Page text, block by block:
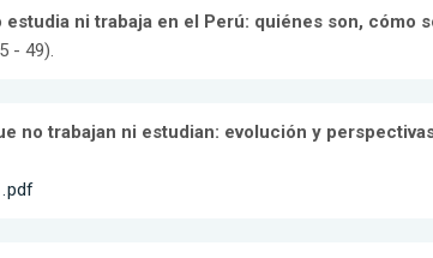
ni trabaja en el Perú: quiénes son, cómo
- 49).
no trabajan ni estudian: evolución y